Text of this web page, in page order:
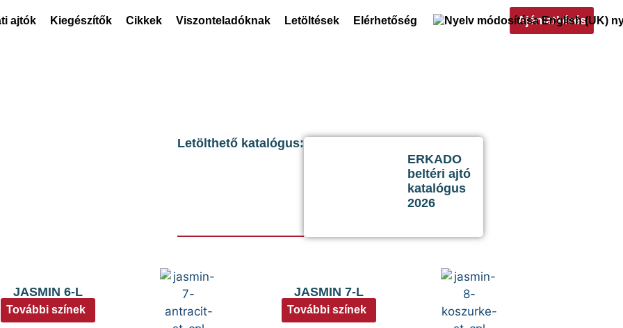
ajtók Kiegészítők Cikkek Viszonteladóknak Letöltések Elérhetőség Ajánlatkérés
Letölthető katalógus:
ERKADO
beltéri ajtó
katalógus
2026
JASMIN 6-L
További színek
JASMIN 7-L
További színek